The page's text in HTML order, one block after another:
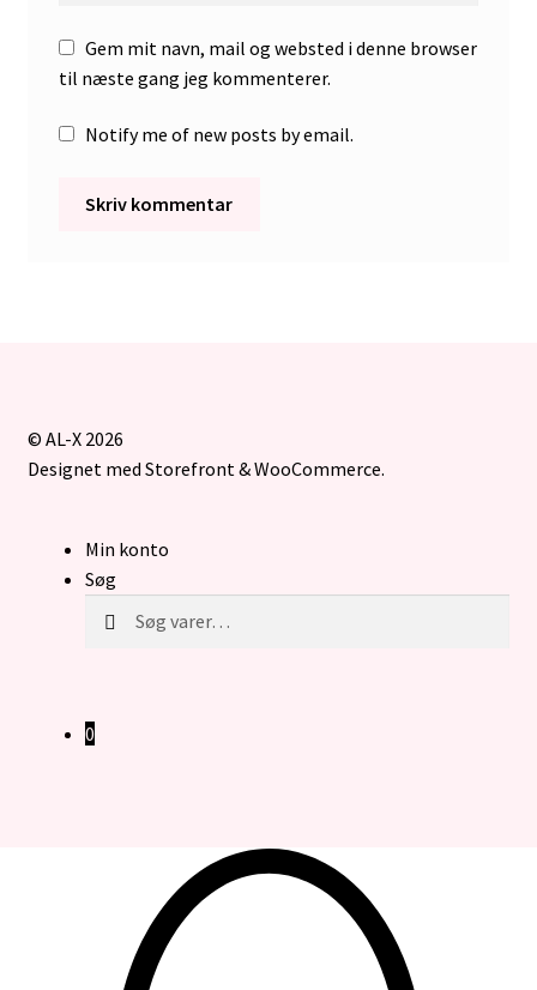
Gem mit navn, mail og websted i denne browser
til næste gang jeg kommenterer.
Notify me of new posts by email.
© AL-X 2026
Designet med Storefront & WooCommerce.
Min konto
Søg
efter:
0